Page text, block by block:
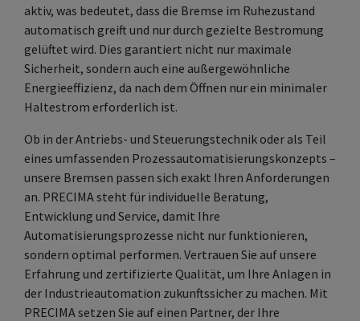
aktiv, was bedeutet, dass die Bremse im Ruhezustand
automatisch greift und nur durch gezielte Bestromung
gelüftet wird. Dies garantiert nicht nur maximale
Sicherheit, sondern auch eine außergewöhnliche
Energieeffizienz, da nach dem Öffnen nur ein minimaler
Haltestrom erforderlich ist.
Ob in der Antriebs- und Steuerungstechnik oder als Teil
eines umfassenden Prozessautomatisierungskonzepts –
unsere Bremsen passen sich exakt Ihren Anforderungen
an. PRECIMA steht für individuelle Beratung,
Entwicklung und Service, damit Ihre
Automatisierungsprozesse nicht nur funktionieren,
sondern optimal performen. Vertrauen Sie auf unsere
Erfahrung und zertifizierte Qualität, um Ihre Anlagen in
der Industrieautomation zukunftssicher zu machen. Mit
PRECIMA setzen Sie auf einen Partner, der Ihre